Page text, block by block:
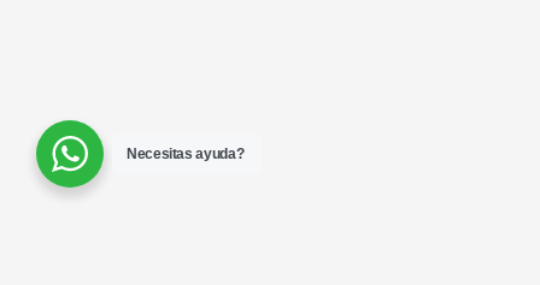
Necesitas ayuda?